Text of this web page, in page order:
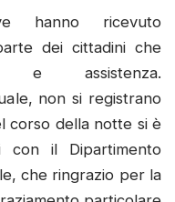
hanno ricevuto
dei cittadini che
e assistenza.
non si registrano
corso della notte si è
con il Dipartimento
che ringrazio per la